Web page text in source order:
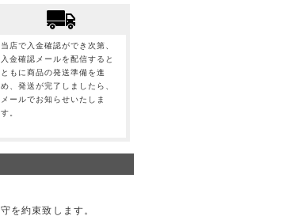
当店で入金確認ができ次第、
入金確認メールを配信すると
ともに商品の発送準備を進
め、発送が完了しましたら、
メールでお知らせいたしま
す。
を約束致します。